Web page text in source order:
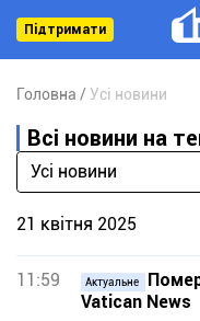
Підтримати
Головна Усі новини
Всі новини на
Усі новини
21 квітня 2025
11:59 Актуальне
Vatican News